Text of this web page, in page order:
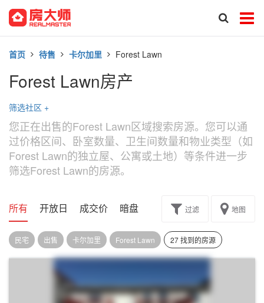
首页 待售 卡尔加里 Forest Lawn
Forest Lawn房产
筛选社区 +
您正在出售的Forest Lawn区域搜索房源。您可以通
过价格区间、卧室数量、卫生间数量和物业类型（如
Forest Lawn的独立屋、公寓或土地）等条件进一步
筛选Forest Lawn的房源。
所有 开放日 成交价 暗盘 楼花转让过滤 地图
民宅 出售 卡尔加里 Forest Lawn 27 找到的房源